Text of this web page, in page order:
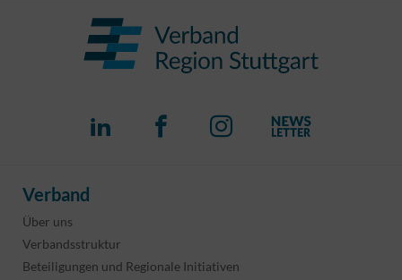
Verband
Über uns
Verbandsstruktur
Beteiligungen und Regionale Initiativen